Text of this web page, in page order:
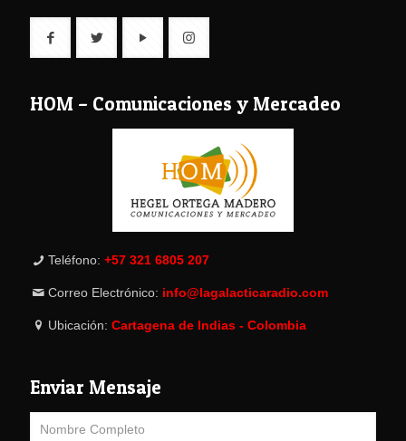
HOM – Comunicaciones y Mercadeo
Teléfono: +57 321 6805 207
Correo Electrónico: info@lagalacticaradio.com
Ubicación: Cartagena de Indias - Colombia
Enviar Mensaje